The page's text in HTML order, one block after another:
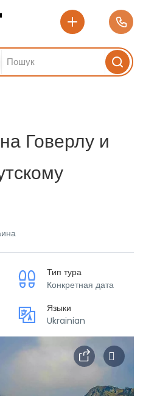
Говерлу и
Тип тура
Конкретная дата
Языки
Ukrainian